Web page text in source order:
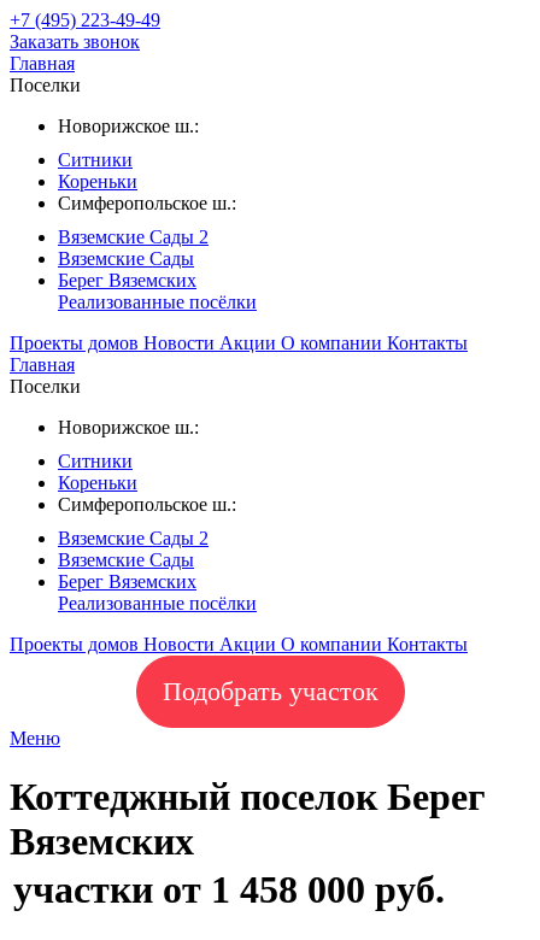
+7 (495) 223-49-49
Заказать звонок
Главная
Поселки
Новорижское ш.:
Ситники
Кореньки
Симферопольское ш.:
Вяземские Сады 2
Вяземские Сады
Берег Вяземскиx
Реализованные посёлки
Проекты домов Новости Акции О компании Контакты
Главная
Поселки
Новорижское ш.:
Ситники
Кореньки
Симферопольское ш.:
Вяземские Сады 2
Вяземские Сады
Берег Вяземскиx
Реализованные посёлки
Проекты домов Новости Акции О компании Контакты
Подобрать участок
Меню
Коттеджный поселок Берег
Вяземских
участки от 1 458 000 руб.